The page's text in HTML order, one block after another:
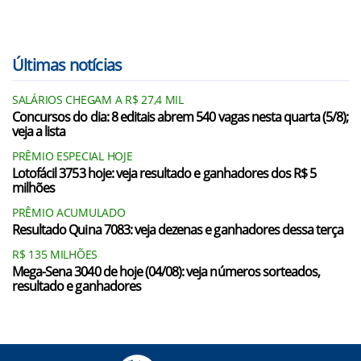
Últimas notícias
SALÁRIOS CHEGAM A R$ 27,4 MIL
Concursos do dia: 8 editais abrem 540 vagas nesta quarta (5/8);
veja a lista
PRÊMIO ESPECIAL HOJE
Lotofácil 3753 hoje: veja resultado e ganhadores dos R$ 5
milhões
PRÊMIO ACUMULADO
Resultado Quina 7083: veja dezenas e ganhadores dessa terça
R$ 135 MILHÕES
Mega-Sena 3040 de hoje (04/08): veja números sorteados,
resultado e ganhadores